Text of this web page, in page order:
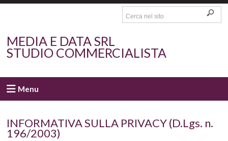
MEDIA E DATA SRL
STUDIO COMMERCIALISTA
Menu
INFORMATIVA SULLA PRIVACY (D.Lgs. n.
196/2003)